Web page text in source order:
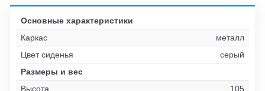
Основные характеристики
Каркас
металл
Цвет сиденья
серый
Размеры и вес
Высота
105